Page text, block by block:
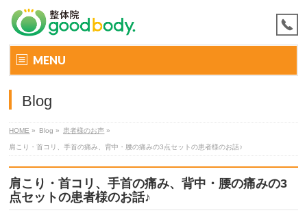
MENU
Blog
HOME » Blog » 患者様のお声 »
肩こり・首コリ、手首の痛み、背中・腰の痛みの3点セットの患者様のお話♪
肩こり・首コリ、手首の痛み、背中・腰の痛みの3
点セットの患者様のお話♪